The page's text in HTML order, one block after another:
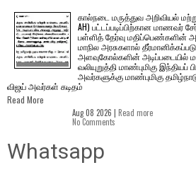
கால்நடை மருத்துவ அறிவியல்
AH) பட்டப்படிப்பிற்கான மாணவர்
பள்ளித் தேர்வு மதிப்பெண்களின்
மாநில அரசுகளால்
அளவுகோல்களின் அடிப்படையில்
வலியுறுத்தி மாண்புமிகு இந்தியப்
அவர்களுக்கு மாண்புமிகு
விஜய் அவர்கள் கடிதம்
Read More
Aug 08 2026 | Read more
No Comments
Whatsapp